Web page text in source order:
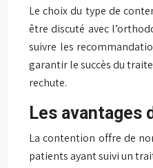
Le choix du type de
être discuté avec
suivre les
garantir le succès du
rechute.
Les avantages
La contention offre de
patients ayant suivi un